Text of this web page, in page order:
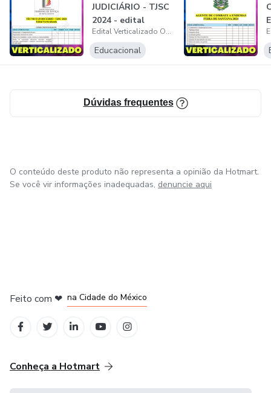
JUDICIÁRIO - TJSC
2024 - edital
verticalizado
Edital Verticalizado Oficial
Educacional
Dúvidas frequentes
O conteúdo deste produto não representa a opinião da Hotmart.
Se você vir informações inadequadas, denuncie aqui
Feito com ❤ na Cidade do México
Conheça a Hotmart